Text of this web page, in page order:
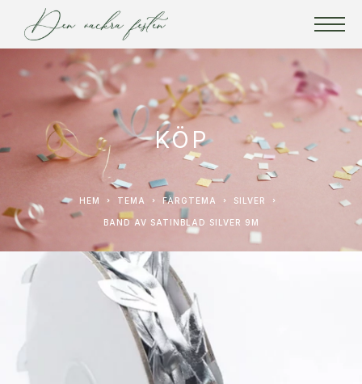
KÖP
HEM TEMA FÄRGTEMA SILVER
BAND AV SATINBLAD SILVER 9M